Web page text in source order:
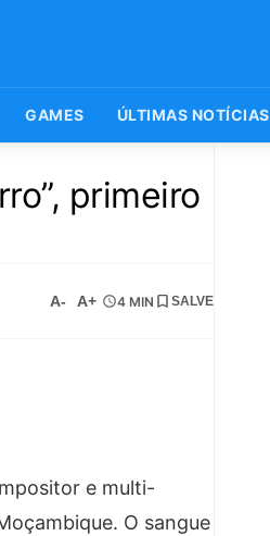
GAMES ÚLTIMAS NOTÍCIAS
primeiro
A- A+ 4 MIN SALVE
e multi-
O sangue